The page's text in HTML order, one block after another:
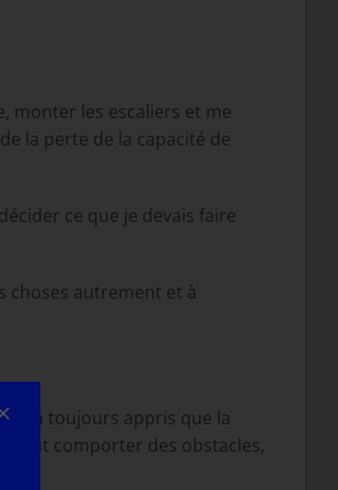
monter les escaliers et me
la perte de la capacité de
ce que je devais faire
choses autrement et à
m'a toujours appris que la
peut comporter des obstacles,